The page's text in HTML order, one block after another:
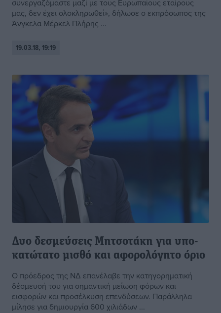
συνεργαζόμαστε μαζί με τους Ευρωπαίους εταίρους
μας, δεν έχει ολοκληρωθεί», δήλωσε ο εκπρόσωπος της
Άνγκελα Μέρκελ Πλήρης ...
19.03.18, 19:19
Δυο δεσμεύσεις Μητσοτάκη για υπο-
κατώτατο μισθό και αφορολόγητο όριο
Ο πρόεδρος της ΝΔ επανέλαβε την κατηγορηματική
δέσμευσή του για σημαντική μείωση φόρων και
εισφορών και προσέλκυση επενδύσεων. Παράλληλα
μίλησε για δημιουργία 600 χιλιάδων ...